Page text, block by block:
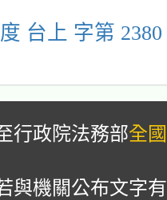
台上 字第
行政院法務部全
與機關公布文字